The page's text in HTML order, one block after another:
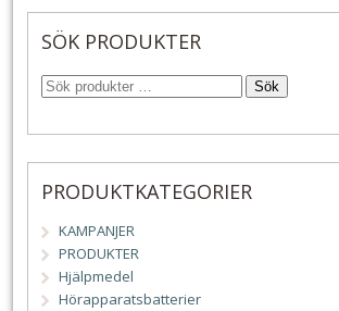
SÖK PRODUKTER
Sök
PRODUKTKATEGORIER
KAMPANJER
PRODUKTER
Hjälpmedel
Hörapparatsbatterier